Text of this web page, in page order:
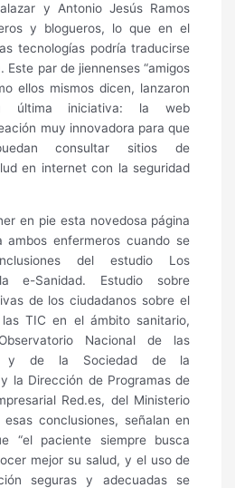
y Antonio Jesús Ramos
y blogueros, lo que en el
tecnologías podría traducirse
Este par de jiennenses “amigos
ellos mismos dicen, lanzaron
última iniciativa: la web
muy innovadora para que
consultar sitios de
en internet con la seguridad
pie esta novedosa página
enfermeros cuando se
del estudio Los
e-Sanidad. Estudio sobre
de los ciudadanos sobre el
TIC en el ámbito sanitario,
Nacional de las
y de la Sociedad de la
la Dirección de Programas de
Red.es, del Ministerio
conclusiones, señalan en
“el paciente siempre busca
mejor su salud, y el uso de
seguras y adecuadas se